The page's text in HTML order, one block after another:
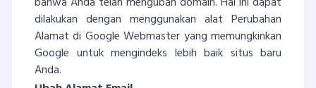
dilakukan dengan menggunakan alat Perubahan
Alamat di Google Webmaster yang memungkinkan
Google untuk mengindeks lebih baik situs baru
Anda.